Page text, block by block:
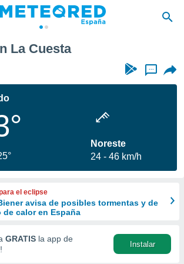
La Cuesta
...
Noreste
24
46 km/h
el eclipse
avisa de posibles tormentas y de
de calor en España
GRATIS la app de
Instalar